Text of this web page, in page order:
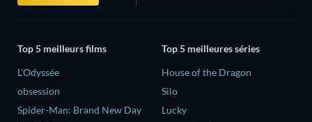
Top 5 meilleurs films
L'Odyssée
obsession
Spider-Man: Brand New Day
Top 5 meilleures séries
House of the Dragon
Silo
Lucky